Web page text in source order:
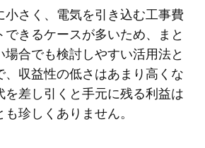
さく、電気を引き込む工事費
きるケースが多いため、まと
場合でも検討しやすい活用法と
、収益性の低さはあまり高くな
を差し引くと手元に残る利益は
珍しくありません。